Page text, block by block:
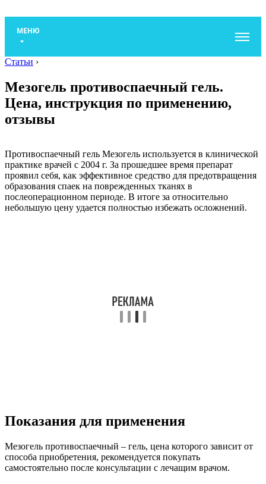
МЕНЮ
Статьи ›
Мезогель противоспаечный гель.
Цена, инструкция по применению,
отзывы
Противоспаечный гель Мезогель используется в клинической
практике врачей с 2004 г. За прошедшее время препарат
проявил себя, как эффективное средство для предотвращения
образования спаек на поврежденных тканях в
послеоперационном периоде. В итоге за относительно
небольшую цену удается полностью избежать осложнений.
Показания для применения
Мезогель противоспаечный – гель, цена которого зависит от
способа приобретения, рекомендуется покупать
самостоятельно после консультации с лечащим врачом.